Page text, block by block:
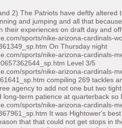
2) The Patriots have deftly altered
and jumping and all that
their experiences on draft day and
sports/nike-arizona-cardinals-
On Thursday night
sports/nike-arizona-cardinals-
Level 3/5
sports/nike-arizona-cardinals-
compiling 269 tackles
agency to add not one but two
long-term patience at quarterback so
sports/nike-arizona-cardinals-
It was Hightower's
that that could not get stops in